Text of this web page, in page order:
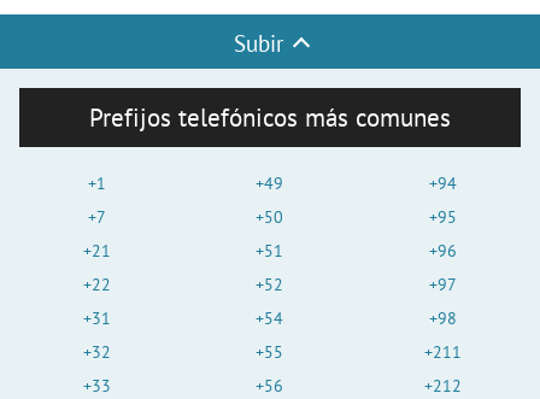
Subir
Prefijos telefónicos más comunes
+1
+7
+21
+22
+31
+32
+33
+49
+50
+51
+52
+54
+55
+56
+94
+95
+96
+97
+98
+211
+212